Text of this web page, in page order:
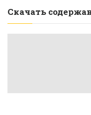
Скачать